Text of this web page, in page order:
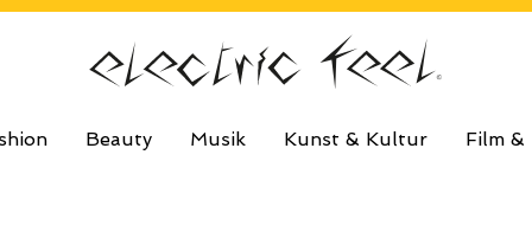
Beauty Musik Kunst & Kultur Film &